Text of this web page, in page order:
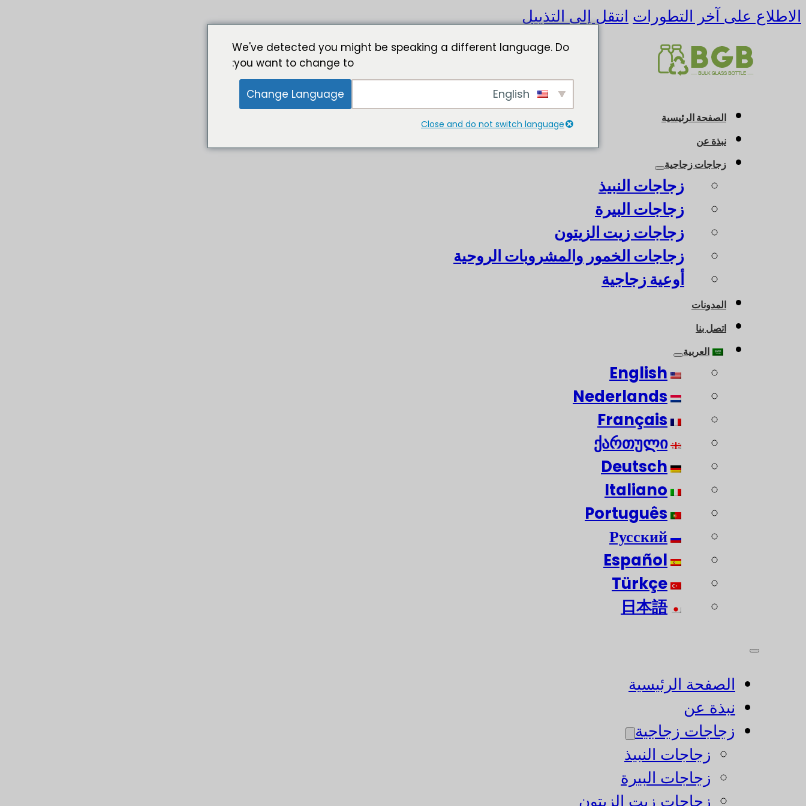
الاطلاع على آخر التطورات انتقل إلى التذييل
الصفحة الرئيسية
نبذة عن
زجاجات زجاجية
زجاجات النبيذ
زجاجات البيرة
زجاجات زيت الزيتون
زجاجات الخمور والمشروبات الروحية
أوعية زجاجية
المدونات
اتصل بنا
العربية
English
Nederlands
Français
ქართული
Deutsch
Italiano
Português
Русский
Español
Türkçe
日本語
الصفحة الرئيسية
نبذة عن
زجاجات زجاجية
زجاجات النبيذ
زجاجات البيرة
زجاجات زيت الزيتون
We've detected you might be speaking a different language. Do
you want to change to:
Change Language
Close and do not switch language